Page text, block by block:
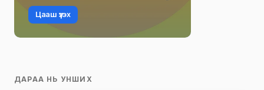
Цааш үзэх
ДАРАА НЬ УНШИХ